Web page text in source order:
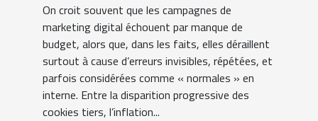
On croit souvent que les campagnes de
marketing digital échouent par manque de
budget, alors que, dans les faits, elles déraillent
surtout à cause d’erreurs invisibles, répétées, et
parfois considérées comme « normales » en
interne. Entre la disparition progressive des
cookies tiers, l’inflation...